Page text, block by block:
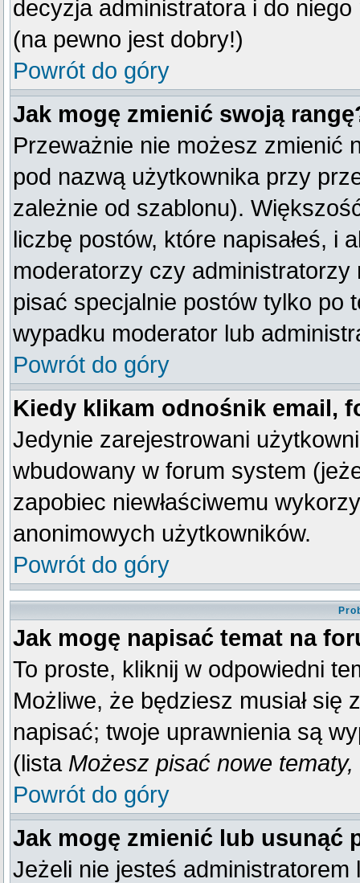
decyzja administratora i do
(na pewno jest dobry!)
Powrót do góry
Jak mogę zmienić swoją
Przeważnie nie możesz zmienić
pod nazwą użytkownika przy
zależnie od szablonu).
liczbę postów, które napisałeś, i
moderatorzy czy
pisać specjalnie postów tylko po
wypadku moderator lub
Powrót do góry
Kiedy klikam odnośnik email,
Jedynie zarejestrowani
wbudowany w forum system
zapobiec niewłaściwemu
anonimowych użytkowników.
Powrót do góry
Jak mogę napisać temat na
To proste, kliknij w odpowiedni
Możliwe, że będziesz musiał się
napisać; twoje uprawnienia są
(lista Możesz pisać nowe
Powrót do góry
Jak mogę zmienić lub usunąć
Jeżeli nie jesteś